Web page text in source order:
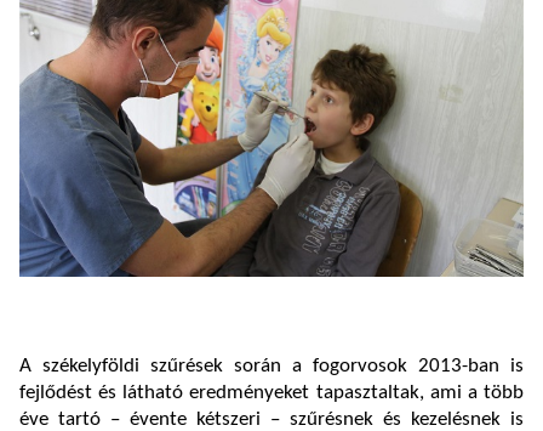
A székelyföldi szűrések során a fogorvosok 2013-ban is
fejlődést és látható eredményeket tapasztaltak, ami a több
éve tartó – évente kétszeri – szűrésnek és kezelésnek is